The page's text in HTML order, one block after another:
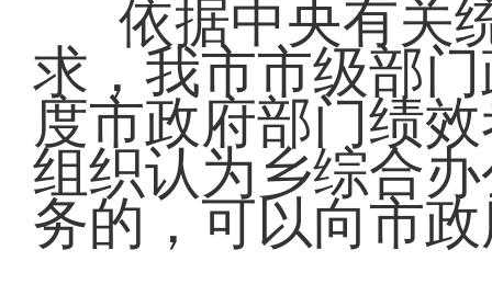
依据中央有关
求，我市市级部
度市政府部门绩
组织认为乡综合
务的，可以向市